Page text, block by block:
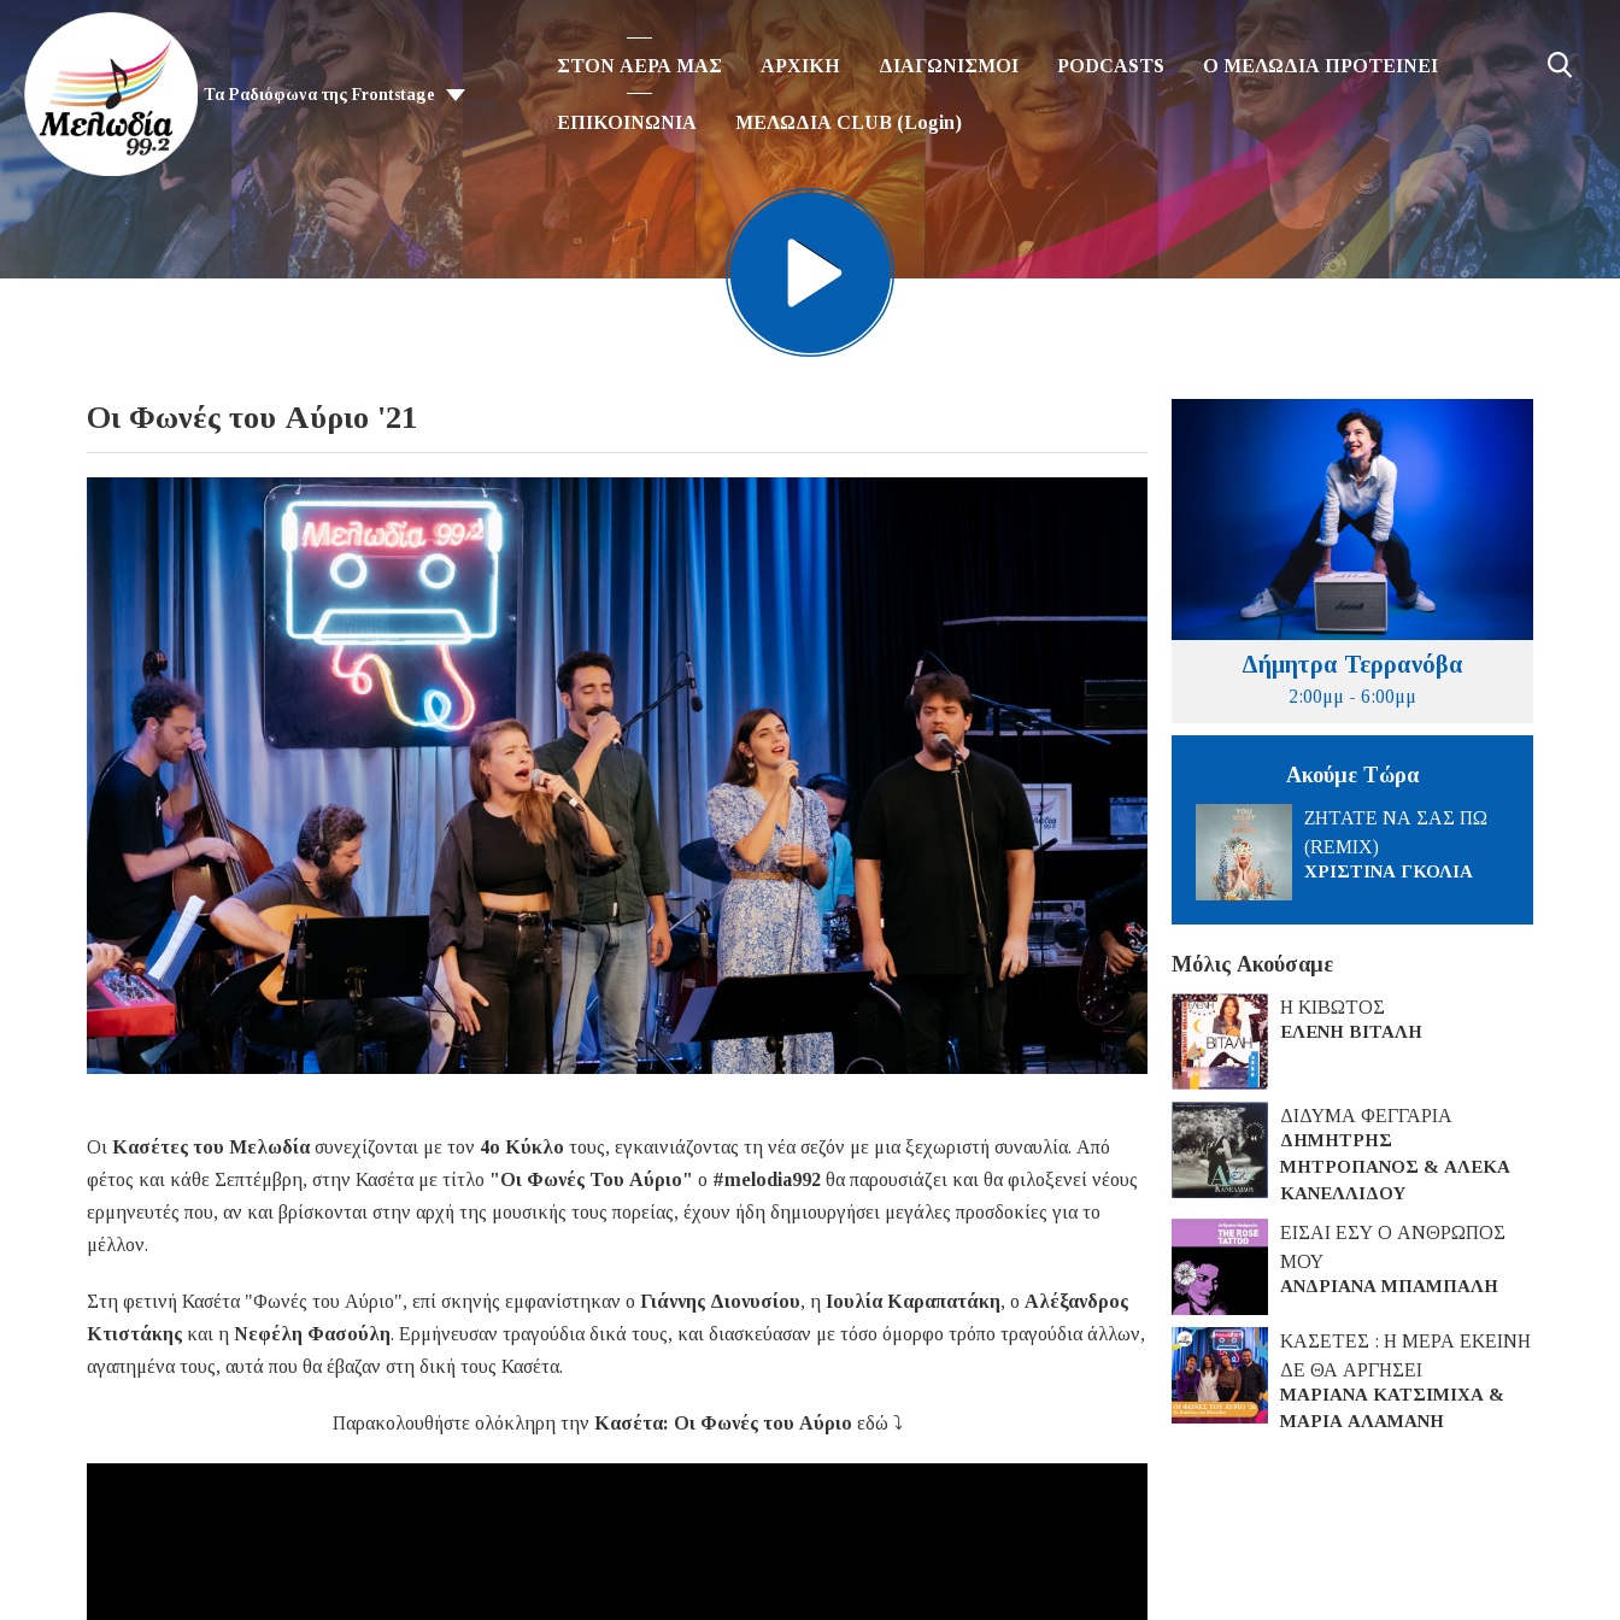
Τα Ραδιόφωνα της Frontstage
ΣΤΟΝ ΑΕΡΑ ΜΑΣ ΑΡΧΙΚΗ ΔΙΑΓΩΝΙΣΜΟΙ PODCASTS Ο ΜΕΛΩΔΙΑ ΠΡΟΤΕΙΝΕΙ
ΕΠΙΚΟΙΝΩΝΙΑ ΜΕΛΩΔΙΑ CLUB (Login)
Οι Φωνές του Αύριο '21
Οι Κασέτες του Μελωδία συνεχίζονται με τον 4ο Κύκλο τους, εγκαινιάζοντας τη νέα σεζόν με μια ξεχωριστή συναυλία. Από
φέτος και κάθε Σεπτέμβρη, στην Κασέτα με τίτλο "Οι Φωνές Του Αύριο" ο #melodia992 θα παρουσιάζει και θα φιλοξενεί νέους
ερμηνευτές που, αν και βρίσκονται στην αρχή της μουσικής τους πορείας, έχουν ήδη δημιουργήσει μεγάλες προσδοκίες για το
μέλλον.
Στη φετινή Κασέτα "Φωνές του Αύριο", επί σκηνής εμφανίστηκαν ο Γιάννης Διονυσίου, η Ιουλία Καραπατάκη, ο Αλέξανδρος
Κτιστάκης και η Νεφέλη Φασούλη. Ερμήνευσαν τραγούδια δικά τους, και διασκεύασαν με τόσο όμορφο τρόπο τραγούδια άλλων,
αγαπημένα τους, αυτά που θα έβαζαν στη δική τους Κασέτα.
Παρακολουθήστε ολόκληρη την Κασέτα: Οι Φωνές του Αύριο εδώ ⤵
Δήμητρα Τερρανόβα
2:00μμ - 6:00μμ
Ακούμε Τώρα
ΖΗΤΑΤΕ ΝΑ ΣΑΣ ΠΩ
(REMIX)
ΧΡΙΣΤΙΝΑ ΓΚΟΛΙΑ
Μόλις Ακούσαμε
Η ΚΙΒΩΤΟΣ
ΕΛΕΝΗ ΒΙΤΑΛΗ
ΔΙΔΥΜΑ ΦΕΓΓΑΡΙΑ
ΔΗΜΗΤΡΗΣ
ΜΗΤΡΟΠΑΝΟΣ & ΑΛΕΚΑ
ΚΑΝΕΛΛΙΔΟΥ
ΕΙΣΑΙ ΕΣΥ Ο ΑΝΘΡΩΠΟΣ
ΜΟΥ
ΑΝΔΡΙΑΝΑ ΜΠΑΜΠΑΛΗ
ΚΑΣΕΤΕΣ : Η ΜΕΡΑ ΕΚΕΙΝΗ
ΔΕ ΘΑ ΑΡΓΗΣΕΙ
ΜΑΡΙΑΝΑ ΚΑΤΣΙΜΙΧΑ &
ΜΑΡΙΑ ΑΛΑΜΑΝΗ